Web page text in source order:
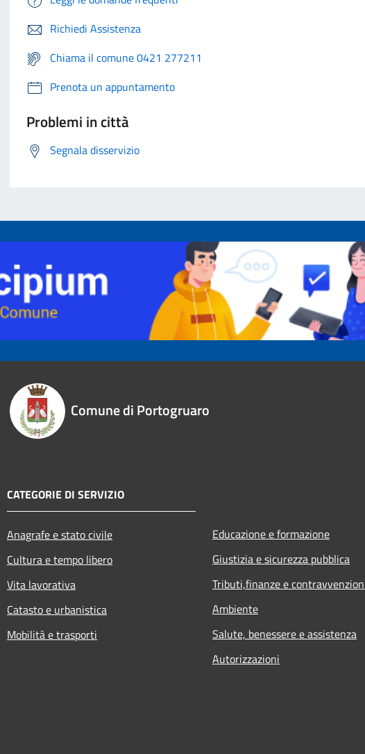
Richiedi Assistenza
Chiama il comune 0421 277211
Prenota un appuntamento
Problemi in città
Segnala disservizio
Comune di Portogruaro
CATEGORIE DI SERVIZIO
Anagrafe e stato civile
Cultura e tempo libero
Vita lavorativa
Catasto e urbanistica
Mobilità e trasporti
Educazione e formazione
Giustizia e sicurezza pubblica
Tributi,finanze e
Ambiente
Salute, benessere e assistenza
Autorizzazioni